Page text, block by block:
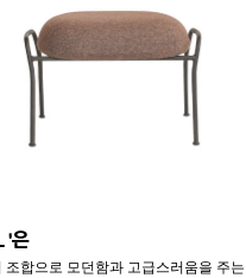
'은
합으로 모던함과 고급스러움을 주는